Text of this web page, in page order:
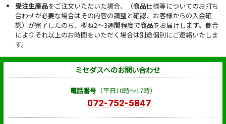
受注生産品をご注文いただいた場合、（商品仕様等についてのお打ち
合わせが必要な場合はその内容の調整と確認、お客様からの入金確
認）が完了したのち、概ね2～3週間程度で商品をお届けします。都合
によりそれ以上のお時間をいただく場合は別途個別にご連絡いたしま
す。
ミセダスへのお問い合わせ
電話番号（平日10時～17時）
072-752-5847